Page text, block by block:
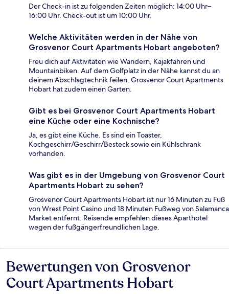
Der Check-in ist zu folgenden Zeiten möglich: 14:00 Uhr–
16:00 Uhr. Check-out ist um 10:00 Uhr.
Welche Aktivitäten werden in der Nähe von
Grosvenor Court Apartments Hobart angeboten?
Freu dich auf Aktivitäten wie Wandern, Kajakfahren und
Mountainbiken. Auf dem Golfplatz in der Nähe kannst du an
deinem Abschlagtechnik feilen. Grosvenor Court Apartments
Hobart hat zudem einen Garten.
Gibt es bei Grosvenor Court Apartments Hobart
eine Küche oder eine Kochnische?
Ja, es gibt eine Küche. Es sind ein Toaster,
Kochgeschirr/Geschirr/Besteck sowie ein Kühlschrank
vorhanden.
Was gibt es in der Umgebung von Grosvenor Court
Apartments Hobart zu sehen?
Grosvenor Court Apartments Hobart ist nur 16 Minuten zu Fuß
von Wrest Point Casino und 18 Minuten Fußweg von Salamanca
Market entfernt. Reisende empfehlen dieses Aparthotel
wegen der fußgängerfreundlichen Lage.
Bewertungen
Bewertungen von Grosvenor
Court Apartments Hobart